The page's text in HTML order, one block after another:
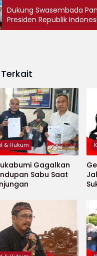
Dukung Swasembada
Presiden Republik
& Hukum
Gagalkan
Sabu Saat